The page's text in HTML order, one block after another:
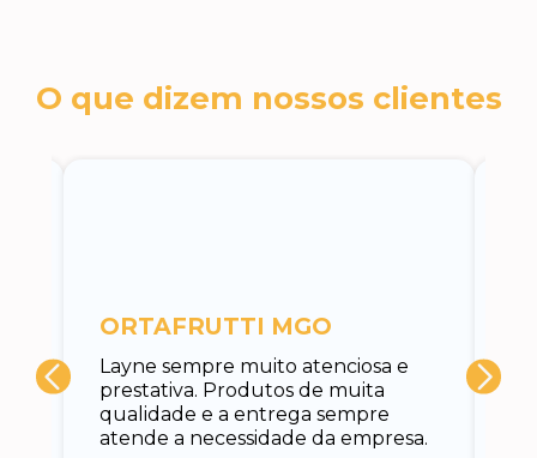
O que dizem nossos clientes
Layne sempre muito atenciosa e
prestativa. Produtos de muita
qualidade e a entrega sempre
atende a necessidade da empresa.
ORTAFRUTTI MGO